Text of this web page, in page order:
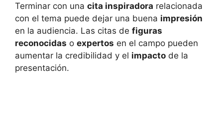
Terminar con una cita inspiradora relacionada
con el tema puede dejar una buena impresión
en la audiencia. Las citas de figuras
reconocidas o expertos en el campo pueden
aumentar la credibilidad y el impacto de la
presentación.